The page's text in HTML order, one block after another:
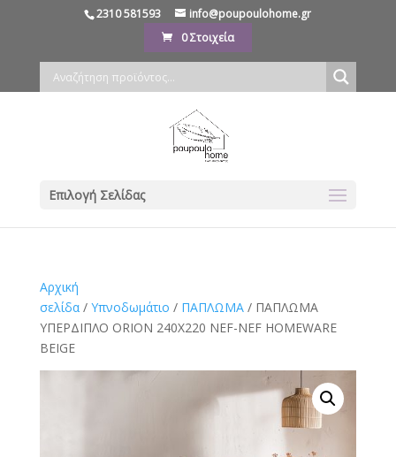
2310 581593
info@poupoulohome.gr
0 Στοιχεία
Επιλογή Σελίδας
Αρχική
σελίδα/ Υπνοδωμάτιο / ΠΑΠΛΩΜΑ/ ΠΑΠΛΩΜΑ
ΥΠΕΡΔΙΠΛΟ ORION 240X220 NEF-NEF HOMEWARE
BEIGE